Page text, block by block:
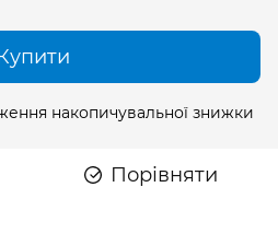
накопичувальної знижки
Порівняти